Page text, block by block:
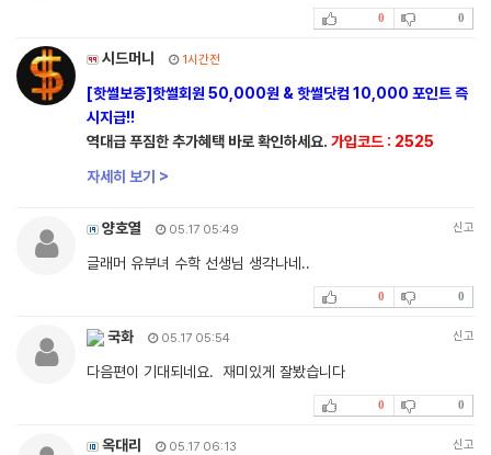
0 0
시드머니 1시간전
[핫썰보증]핫썰회원 50,000원 & 핫썰닷컴 10,000 포인트 즉
시지급!!
역대급 푸짐한 추가혜택 바로 확인하세요. 가입코드 : 2525
자세히 보기 >
양호열 05.17 05:49 신고
글래머 유부녀 수학 선생님 생각나네..
0 0
국화 05.17 05:54 신고
다음편이 기대되네요. 재미있게 잘봤습니다
0 0
옥대리 05.17 06:13 신고